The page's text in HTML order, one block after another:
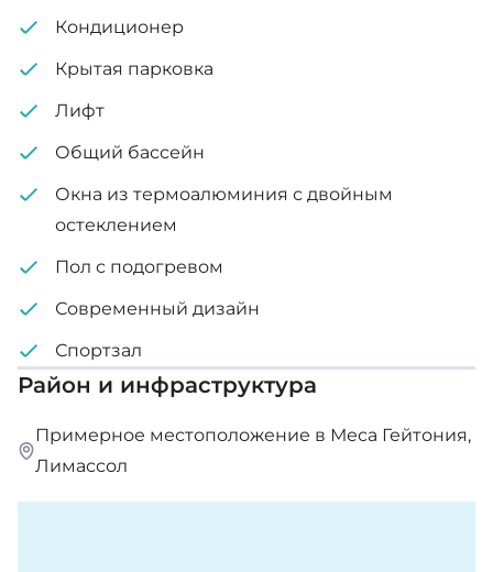
Кондиционер
Крытая парковка
Лифт
Общий бассейн
Окна из термоалюминия с двойным
остеклением
Пол с подогревом
Современный дизайн
Спортзал
Район и инфраструктура
Примерное местоположение в Меса Гейтония,
Лимассол